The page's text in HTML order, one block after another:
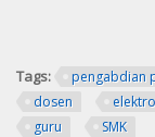
Tags:
pengabdian
dosen
guru
SMK